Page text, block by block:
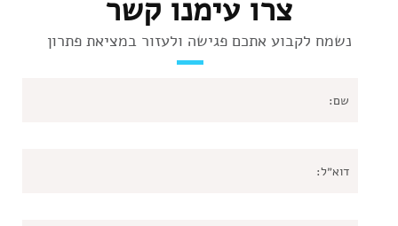
צרו עימנו קשר
נשמח לקבוע אתכם פגישה ולעזור במציאת פתרון